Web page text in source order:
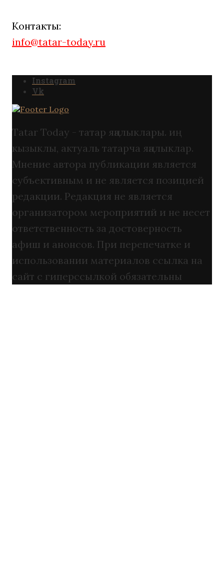
Контакты:
info@tatar-today.ru
Instagram
Vk
Tatar Today - татар яңалыклары. иң
кызыклы, актуаль татарча яңалыклар.
Мнение автора публикации является
субъективным и не является позицией
редакции. Редакция не является
организатором мероприятий и не несет
ответственность за достоверность
афиш и анонсов. При перепечатке и
использовании материалов ссылка на
сайт с гиперссылкой обязательны